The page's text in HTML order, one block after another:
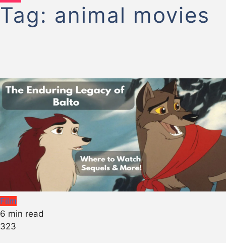
Tag: animal movies
Film
6 min read
323